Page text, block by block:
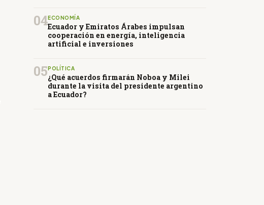
04ECONOMÍA
Ecuador y Emiratos Árabes impulsan
cooperación en energía, inteligencia
artificial e inversiones
05 POLÍTICA
¿Qué acuerdos firmarán Noboa y Milei
durante la visita del presidente argentino
a Ecuador?